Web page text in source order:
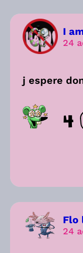
I
24
j espere
4
Flo
24